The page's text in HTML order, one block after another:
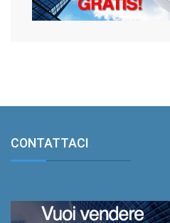
CONTATTACI.